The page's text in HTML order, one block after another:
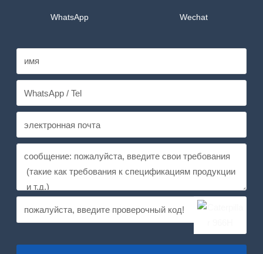
WhatsApp Wechat